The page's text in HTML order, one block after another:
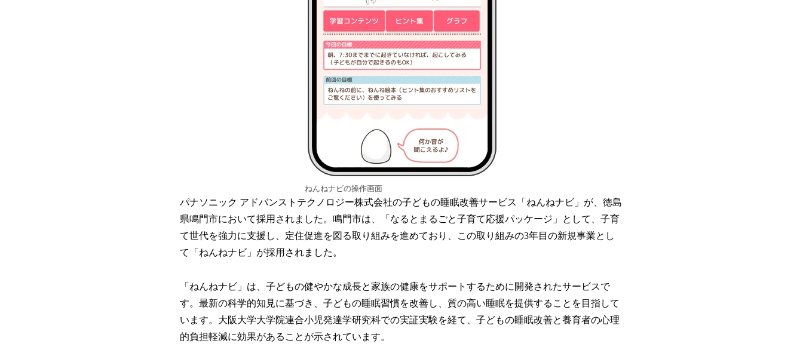
ねんねナビの操作画面
パナソニック アドバンストテクノロジー株式会社の子どもの睡眠改善サービス「ねんねナビ」が、徳島
県鳴門市において採用されました。鳴門市は、「なるとまるごと子育て応援パッケージ」として、子育
て世代を強力に支援し、定住促進を図る取り組みを進めており、この取り組みの3年目の新規事業とし
て「ねんねナビ」が採用されました。
「ねんねナビ」は、子どもの健やかな成長と家族の健康をサポートするために開発されたサービスで
す。最新の科学的知見に基づき、子どもの睡眠習慣を改善し、質の高い睡眠を提供することを目指して
います。大阪大学大学院連合小児発達学研究科での実証実験を経て、子どもの睡眠改善と養育者の心理
的負担軽減に効果があることが示されています。